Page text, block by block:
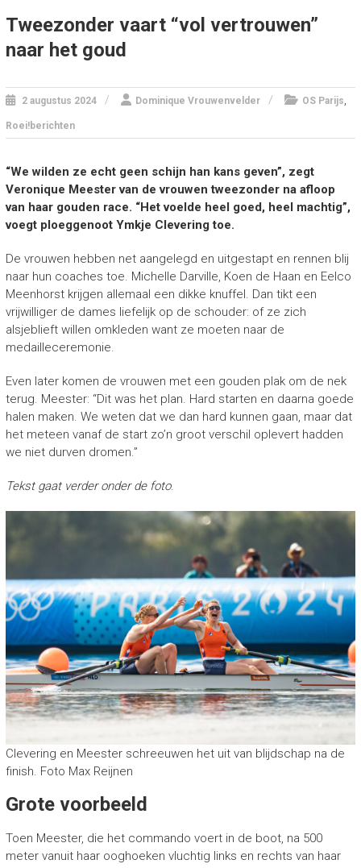
Tweezonder vaart “vol vertrouwen”
naar het goud
2 augustus 2024 Dominique Vrouwenvelder OS Parijs,
Roei!berichten
“We wilden ze echt geen schijn han kans geven”, zegt
Veronique Meester van de vrouwen tweezonder na afloop
van haar gouden race. “Het voelde heel goed, heel machtig”,
voegt ploeggenoot Ymkje Clevering toe.
De vrouwen hebben net aangelegd en uitgestapt en rennen blij
naar hun coaches toe. Michelle Darville, Koen de Haan en Eelco
Meenhorst krijgen allemaal een dikke knuffel. Dan tikt een
vrijwilliger de dames liefelijk op de schouder: of ze zich
alsjeblieft willen omkleden want ze moeten naar de
medailleceremonie.
Even later komen de vrouwen met een gouden plak om de nek
terug. Meester: “Dit was het plan. Hard starten en daarna goede
halen maken. We weten dat we dan hard kunnen gaan, maar dat
het meteen vanaf de start zo’n groot verschil oplevert hadden
we niet durven dromen.”
Tekst gaat verder onder de foto.
Clevering en Meester schreeuwen het uit van blijdschap na de
finish. Foto Max Reijnen
Grote voorbeeld
Toen Meester, die het commando voert in de boot, na 500
meter vanuit haar ooghoeken vluchtig links en rechts van haar